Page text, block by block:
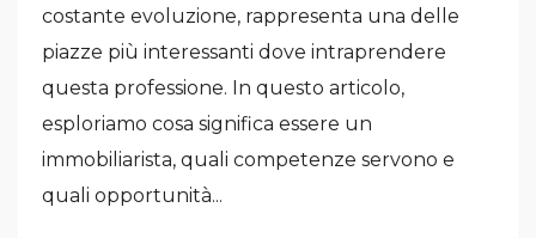
costante evoluzione, rappresenta una delle
piazze più interessanti dove intraprendere
questa professione. In questo articolo,
esploriamo cosa significa essere un
immobiliarista, quali competenze servono e
quali opportunità...